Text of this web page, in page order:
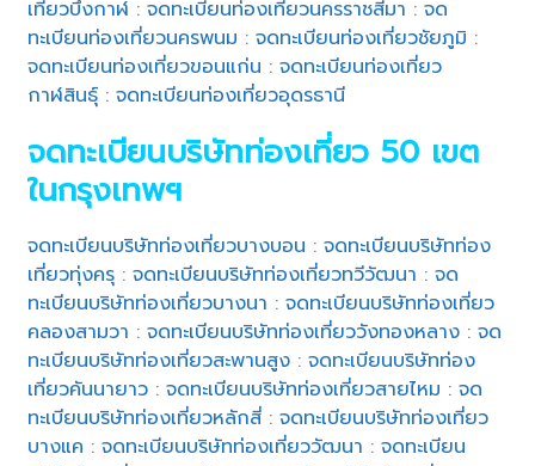
เที่ยวบึงกาฬ :จดทะเบียนท่องเที่ยวนครราชสีมา :จด
ทะเบียนท่องเที่ยวนครพนม :จดทะเบียนท่องเที่ยวชัยภูมิ :
จดทะเบียนท่องเที่ยวขอนแก่น :จดทะเบียนท่องเที่ยว
กาฬสินธุ์ :จดทะเบียนท่องเที่ยวอุดรธานี
จดทะเบียนบริษัทท่องเที่ยว 50 เขต
ในกรุงเทพฯ
จดทะเบียนบริษัทท่องเที่ยวบางบอน :จดทะเบียนบริษัทท่อง
เที่ยวทุ่งครุ :จดทะเบียนบริษัทท่องเที่ยวทวีวัฒนา :จด
ทะเบียนบริษัทท่องเที่ยวบางนา :จดทะเบียนบริษัทท่องเที่ยว
คลองสามวา :จดทะเบียนบริษัทท่องเที่ยววังทองหลาง :จด
ทะเบียนบริษัทท่องเที่ยวสะพานสูง :จดทะเบียนบริษัทท่อง
เที่ยวคันนายาว :จดทะเบียนบริษัทท่องเที่ยวสายไหม :จด
ทะเบียนบริษัทท่องเที่ยวหลักสี่ :จดทะเบียนบริษัทท่องเที่ยว
บางแค :จดทะเบียนบริษัทท่องเที่ยววัฒนา :จดทะเบียน